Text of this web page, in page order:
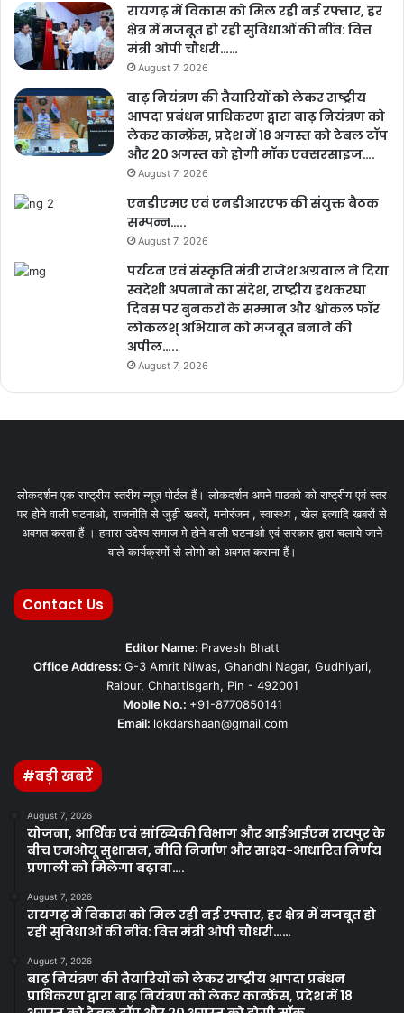
रायगढ़ में विकास को मिल रही नई रफ्तार, हर
क्षेत्र में मजबूत हो रही सुविधाओं की नींव: वित्त
मंत्री ओपी चौधरी……
August 7, 2026
बाढ़ नियंत्रण की तैयारियों को लेकर राष्ट्रीय
आपदा प्रबंधन प्राधिकरण द्वारा बाढ़ नियंत्रण को
लेकर कान्फ्रेंस, प्रदेश में 18 अगस्त को टेबल टॉप
और 20 अगस्त को होगी मॉक एक्सरसाइज….
August 7, 2026
एनडीएमए एवं एनडीआरएफ की संयुक्त बैठक
सम्पन्न…..
August 7, 2026
पर्यटन एवं संस्कृति मंत्री राजेश अग्रवाल ने दिया
स्वदेशी अपनाने का संदेश, राष्ट्रीय हथकरघा
दिवस पर बुनकरों के सम्मान और श्वोकल फॉर
लोकलश् अभियान को मजबूत बनाने की
अपील…..
August 7, 2026
लोकदर्शन एक राष्ट्रीय स्तरीय न्यूज़ पोर्टल हैं। लोकदर्शन अपने पाठको को राष्ट्रीय एवं स्तर
पर होने वाली घटनाओ, राजनीति से जुड़ी खबरों, मनोरंजन , स्वास्थ्य , खेल इत्यादि खबरों से
अवगत करता हैं । हमारा उद्देश्य समाज मे होने वाली घटनाओ एवं सरकार द्वारा चलाये जाने
वाले कार्यक्रमों से लोगो को अवगत कराना हैं।
Contact Us
Editor Name: Pravesh Bhatt
Office Address: G-3 Amrit Niwas, Ghandhi Nagar, Gudhiyari,
Raipur, Chhattisgarh, Pin - 492001
Mobile No.: +91-8770850141
Email: lokdarshaan@gmail.com
#बड़ी खबरें
August 7, 2026
योजना, आर्थिक एवं सांख्यिकी विभाग और आईआईएम रायपुर के
बीच एमओयू सुशासन, नीति निर्माण और साक्ष्य-आधारित निर्णय
प्रणाली को मिलेगा बढ़ावा….
August 7, 2026
रायगढ़ में विकास को मिल रही नई रफ्तार, हर क्षेत्र में मजबूत हो
रही सुविधाओं की नींव: वित्त मंत्री ओपी चौधरी……
August 7, 2026
बाढ़ नियंत्रण की तैयारियों को लेकर राष्ट्रीय आपदा प्रबंधन
प्राधिकरण द्वारा बाढ़ नियंत्रण को लेकर कान्फ्रेंस, प्रदेश में 18